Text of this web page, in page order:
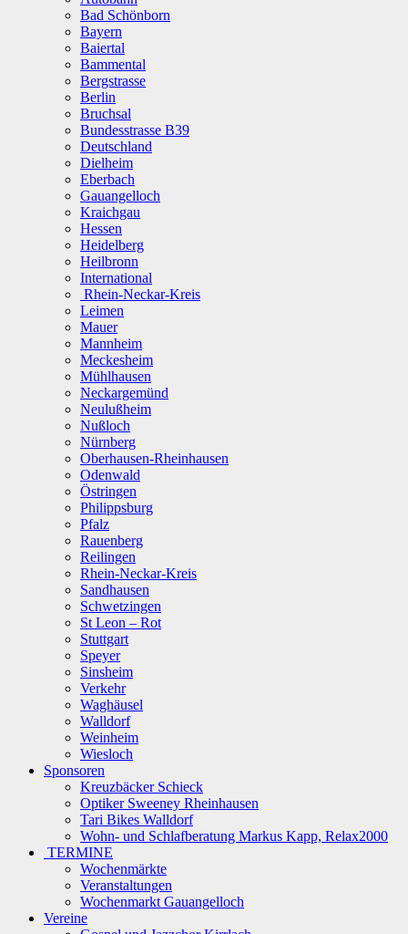
Bad Schönborn
Bayern
Baiertal
Bammental
Bergstrasse
Berlin
Bruchsal
Bundesstrasse B39
Deutschland
Dielheim
Eberbach
Gauangelloch
Kraichgau
Hessen
Heidelberg
Heilbronn
International
Rhein-Neckar-Kreis
Leimen
Mauer
Mannheim
Meckesheim
Mühlhausen
Neckargemünd
Neulußheim
Nußloch
Nürnberg
Oberhausen-Rheinhausen
Odenwald
Östringen
Philippsburg
Pfalz
Rauenberg
Reilingen
Rhein-Neckar-Kreis
Sandhausen
Schwetzingen
St Leon – Rot
Stuttgart
Speyer
Sinsheim
Verkehr
Waghäusel
Walldorf
Weinheim
Wiesloch
Sponsoren
Kreuzbäcker Schieck
Optiker Sweeney Rheinhausen
Tari Bikes Walldorf
Wohn- und Schlafberatung Markus Kapp, Relax2000
TERMINE
Wochenmärkte
Veranstaltungen
Wochenmarkt Gauangelloch
Vereine